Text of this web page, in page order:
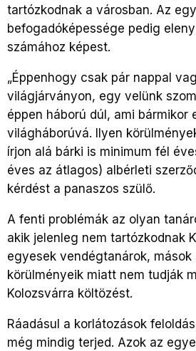
tartózkodnak a városban. Az
befogadóképessége pedig
számához képest.
„Éppenhogy csak pár nappal
világjárványon, egy velünk
éppen háború dúl, ami bármikor
világháborúvá. Ilyen
írjon alá bárki is minimum fél
éves az átlagos) albérleti
kérdést a panaszos szülő.
A fenti problémák az olyan
akik jelenleg nem tartózkodnak
egyesek vendégtanárok, mások
körülményeik miatt nem tudják
Kolozsvárra költözést.
Ráadásul a korlátozások
még mindig terjed. Azok az